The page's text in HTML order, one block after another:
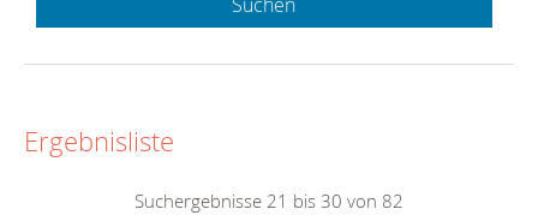
Suchen
Ergebnisliste
Suchergebnisse 21 bis 30 von 82